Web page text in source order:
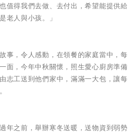
值得我們去做、去付出，希望能提供給
老人與小孩。」
事，令人感動，在領餐的家庭當中，每
面，今年中秋關懷，照生愛心廚房準備
志工送到他們家中，滿滿一大包，讓每
年之前，舉辦寒冬送暖，送物資到弱勢